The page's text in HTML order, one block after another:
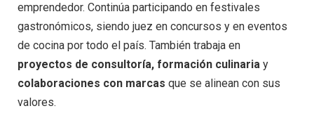
emprendedor. Continúa participando en festivales
gastronómicos, siendo juez en concursos y en eventos
de cocina por todo el país. También trabaja en
proyectos de consultoría, formación culinaria y
colaboraciones con marcas que se alinean con sus
valores.